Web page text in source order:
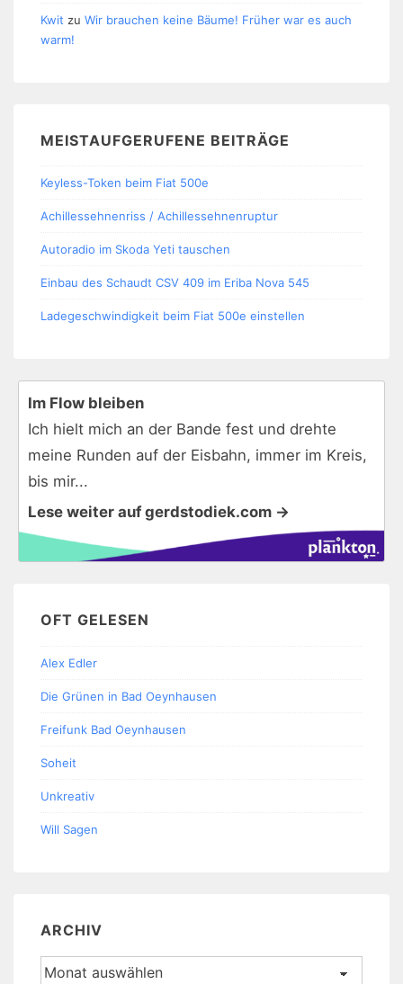
Kwit zu Wir brauchen keine Bäume! Früher war es auch
warm!
MEISTAUFGERUFENE BEITRÄGE
Keyless-Token beim Fiat 500e
Achillessehnenriss / Achillessehnenruptur
Autoradio im Skoda Yeti tauschen
Einbau des Schaudt CSV 409 im Eriba Nova 545
Ladegeschwindigkeit beim Fiat 500e einstellen
Im Flow bleiben
Ich hielt mich an der Bande fest und drehte
meine Runden auf der Eisbahn, immer im Kreis,
bis mir...
Lese weiter auf gerdstodiek.com →
OFT GELESEN
Alex Edler
Die Grünen in Bad Oeynhausen
Freifunk Bad Oeynhausen
Soheit
Unkreativ
Will Sagen
ARCHIV
Archiv